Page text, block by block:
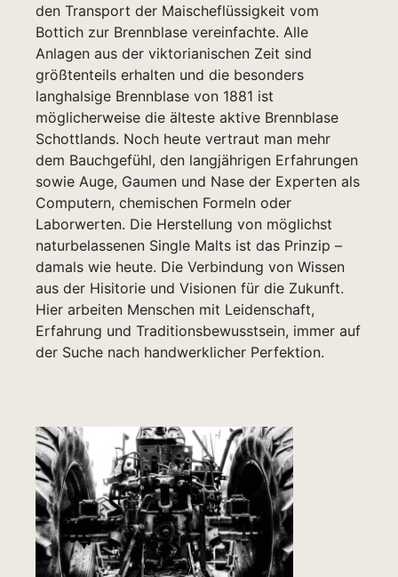
den Transport der Maischeflüssigkeit vom
Bottich zur Brennblase vereinfachte. Alle
Anlagen aus der viktorianischen Zeit sind
größtenteils erhalten und die besonders
langhalsige Brennblase von 1881 ist
möglicherweise die älteste aktive Brennblase
Schottlands. Noch heute vertraut man mehr
dem Bauchgefühl, den langjährigen Erfahrungen
sowie Auge, Gaumen und Nase der Experten als
Computern, chemischen Formeln oder
Laborwerten. Die Herstellung von möglichst
naturbelassenen Single Malts ist das Prinzip –
damals wie heute. Die Verbindung von Wissen
aus der Hisitorie und Visionen für die Zukunft.
Hier arbeiten Menschen mit Leidenschaft,
Erfahrung und Traditionsbewusstsein, immer auf
der Suche nach handwerklicher Perfektion.